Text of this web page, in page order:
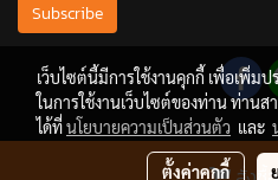
Subscribe
เว็บไซต์นี้มีการใช้งานคุกกี้ เพื่อเพิ่
ในการใช้งานเว็บไซต์ของท่าน ท่านส
ได้ที่นโยบายความเป็นส่วนตัว และ
ตั้งค่าคุกกี้